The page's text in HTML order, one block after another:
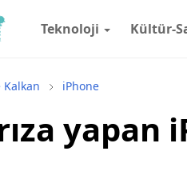
Teknoloji Kültür-
Kalkan iPhone
yapan